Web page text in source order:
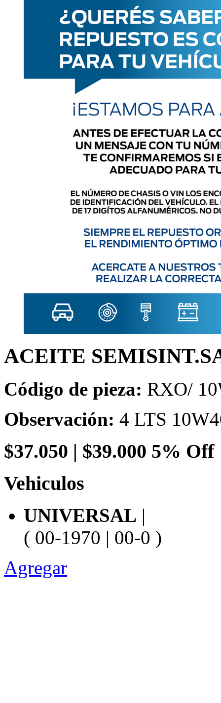
ACEITE
Código de pieza: RXO/
Observación: 4 LTS
$37.050 | $39.000 5% Off
Vehiculos
UNIVERSAL |
( 00-1970 | 00-0 )
Agregar